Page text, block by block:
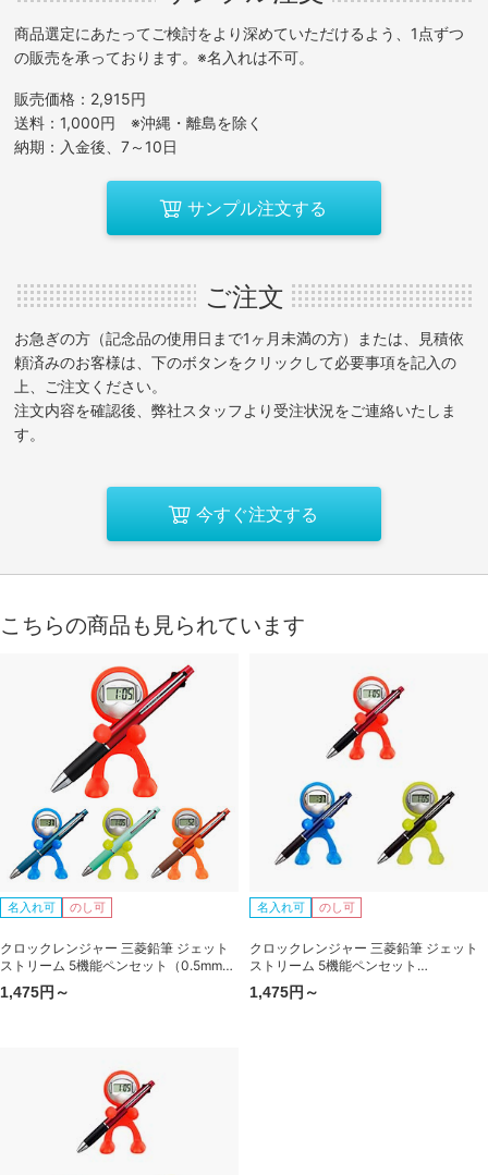
商品選定にあたってご検討をより深めていただけるよう、1点ずつ
の販売を承っております。※名入れは不可。
販売価格：2,915円
送料：1,000円 ※沖縄・離島を除く
納期：入金後、7～10日
サンプル注文する
ご注文
お急ぎの方（記念品の使用日まで1ヶ月未満の方）または、見積依
頼済みのお客様は、下のボタンをクリックして必要事項を記入の
上、ご注文ください。
注文内容を確認後、弊社スタッフより受注状況をご連絡いたしま
す。
今すぐ注文する
こちらの商品も見られています
名入れ可 のし可
クロックレンジャー 三菱鉛筆 ジェット
ストリーム 5機能ペンセット（0.5mm）
包装箱入り
1,475円～
名入れ可 のし可
クロックレンジャー 三菱鉛筆 ジェット
ストリーム 5機能ペンセット
（0.7mm+シャープ0.5mm）包装箱入り
1,475円～